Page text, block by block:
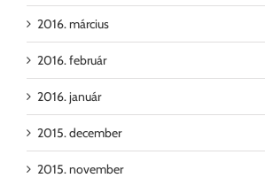
2016. március
2016. február
2016. január
2015. december
2015. november